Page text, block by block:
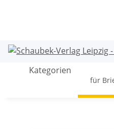
Kategorien
für